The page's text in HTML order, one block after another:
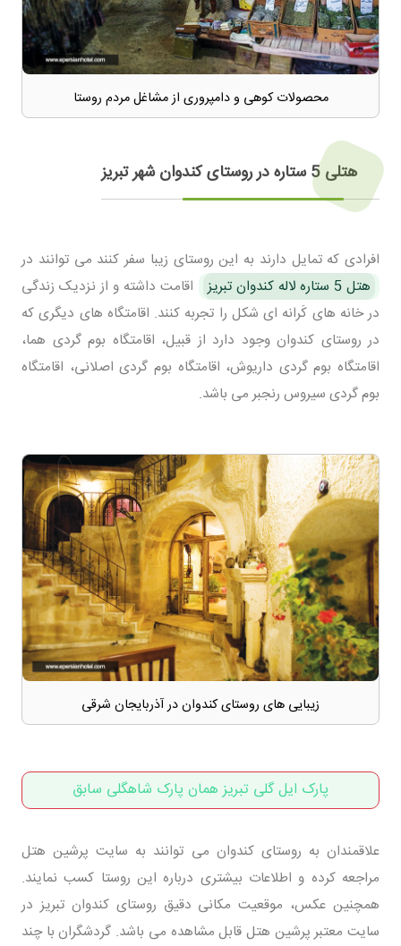
محصولات کوهی و دامپروری از مشاغل مردم روستا
هتلی 5 ستاره در روستای کندوان شهر تبریز
افرادی که تمایل دارند به این روستای زیبا سفر کنند می توانند در
هتل 5 ستاره لاله کندوان تبریز
اقامت داشته و از نزدیک زندگی
در خانه های کَرانه ای شکل را تجربه کنند. اقامتگاه های دیگری که
در روستای کندوان وجود دارد از قبیل، اقامتگاه بوم گردی هما،
اقامتگاه بوم گردی داریوش، اقامتگاه بوم گردی اصلانی، اقامتگاه
بوم گردی سیروس رنجبر می باشد.
زیبایی های روستای کندوان در آذربایجان شرقی
پارک ایل گلی تبریز همان پارک شاهگلی سابق
علاقمندان به روستای کندوان می توانند به سایت پرشین هتل
مراجعه کرده و اطلاعات بیشتری درباره این روستا کسب نمایند.
همچنین عکس، موقعیت مکانی دقیق روستای کندوان تبریز در
سایت معتبر پرشین هتل قابل مشاهده می باشد. گردشگران با چند